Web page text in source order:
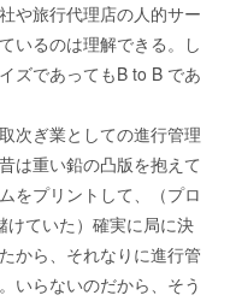
や旅行代理店の人的サー
いるのは理解できる。し
ズであってもB to B であ
次ぎ業としての進行管理
は重い鉛の凸版を抱えて
をプリントして、（プロ
けていた）確実に局に決
から、それなりに進行管
いらないのだから、そう